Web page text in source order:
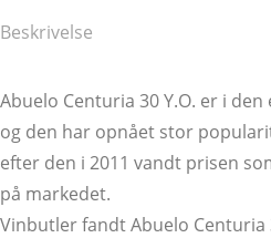
Beskrivelse
Abuelo Centuria 30 Y.O. er i
og den har opnået stor
efter den i 2011 vandt prisen
på markedet.
Vinbutler fandt Abuelo Centuria